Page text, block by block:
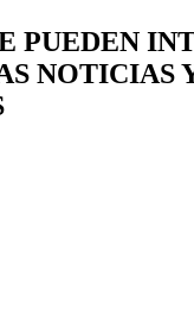
PUEDEN
NOTICIAS